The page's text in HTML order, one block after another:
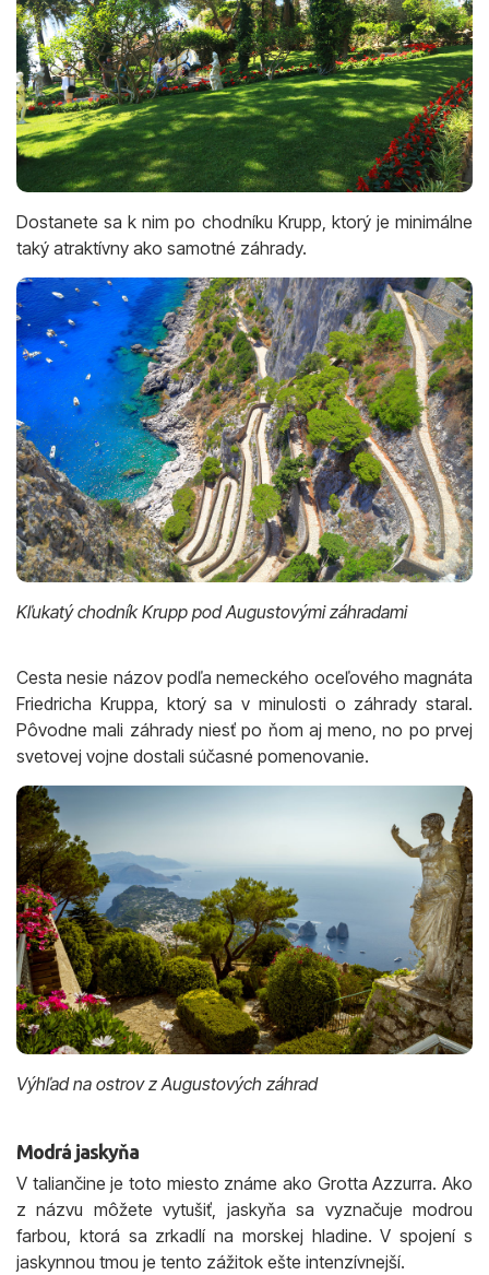
Dostanete sa k nim po chodníku Krupp, ktorý je minimálne
taký atraktívny ako samotné záhrady.
Kľukatý chodník Krupp pod Augustovými záhradami
Cesta nesie názov podľa nemeckého oceľového magnáta
Friedricha Kruppa, ktorý sa v minulosti o záhrady staral.
Pôvodne mali záhrady niesť po ňom aj meno, no po prvej
svetovej vojne dostali súčasné pomenovanie.
Výhľad na ostrov z Augustových záhrad
Modrá jaskyňa
V taliančine je toto miesto známe ako Grotta Azzurra. Ako
z názvu môžete vytušiť, jaskyňa sa vyznačuje modrou
farbou, ktorá sa zrkadlí na morskej hladine. V spojení s
jaskynnou tmou je tento zážitok ešte intenzívnejší.